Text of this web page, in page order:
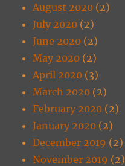
August 2020 (2)
July 2020 (2)
June 2020 (2)
May 2020 (2)
April 2020 (3)
March 2020 (2)
February 2020 (2)
January 2020 (2)
December 2019 (2)
November 2019 (2)